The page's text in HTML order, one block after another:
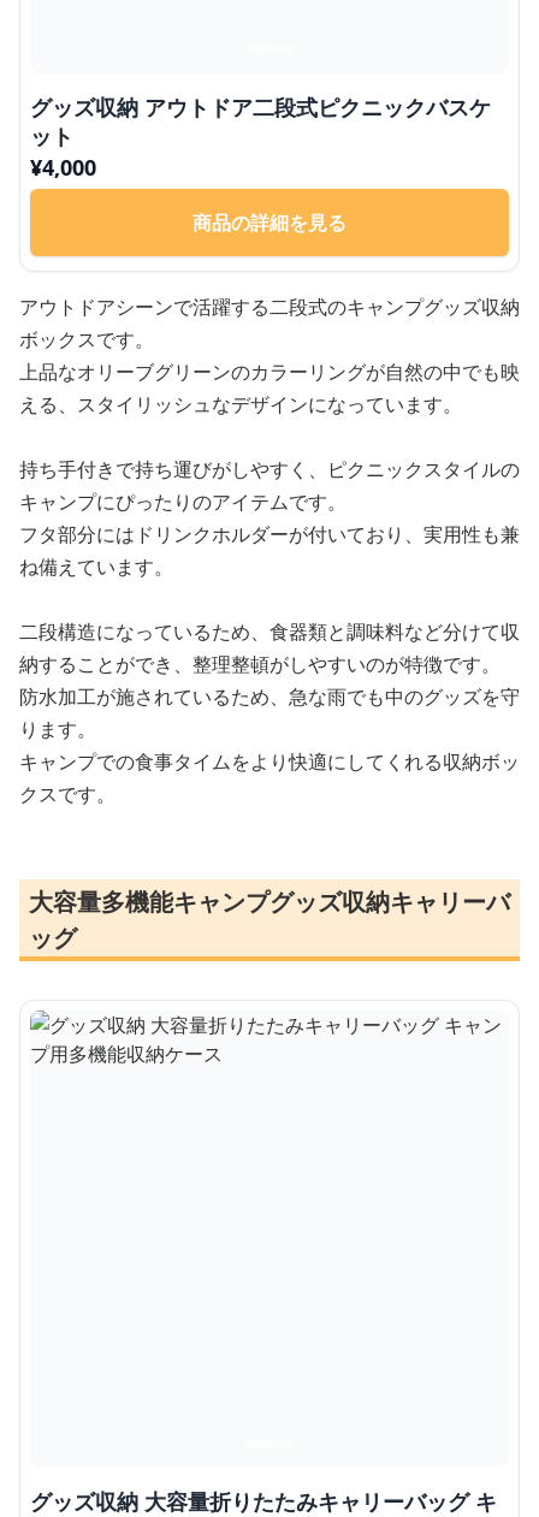
グッズ収納 アウトドア二段式ピクニックバスケ
ット
¥4,000
商品の詳細を見る
アウトドアシーンで活躍する二段式のキャンプグッズ収納
ボックスです。
上品なオリーブグリーンのカラーリングが自然の中でも映
える、スタイリッシュなデザインになっています。
持ち手付きで持ち運びがしやすく、ピクニックスタイルの
キャンプにぴったりのアイテムです。
フタ部分にはドリンクホルダーが付いており、実用性も兼
ね備えています。
二段構造になっているため、食器類と調味料など分けて収
納することができ、整理整頓がしやすいのが特徴です。
防水加工が施されているため、急な雨でも中のグッズを守
ります。
キャンプでの食事タイムをより快適にしてくれる収納ボッ
クスです。
大容量多機能キャンプグッズ収納キャリーバ
ッグ
グッズ収納 大容量折りたたみキャリーバッグ キ